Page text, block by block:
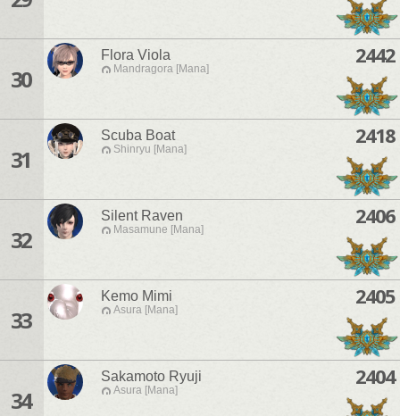
30
Flora Viola
Mandragora [Mana]
2442
31
Scuba Boat
Shinryu [Mana]
2418
32
Silent Raven
Masamune [Mana]
2406
33
Kemo Mimi
Asura [Mana]
2405
34
Sakamoto Ryuji
Asura [Mana]
2404